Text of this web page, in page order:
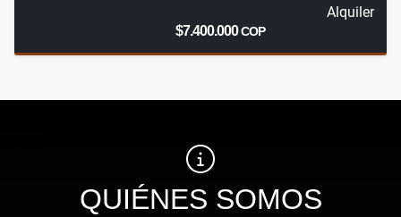
Alquiler
$7.400.000COP
QUIÉNES SOMOS